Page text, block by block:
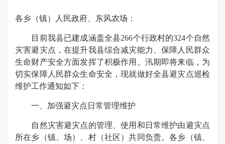
各乡（镇）人民政府、东风农场：
目前我县已建成涵盖全县266个行政村的324个自然
灾害避灾点，在提升我县综合减灾能力、保障人民群众
生命财产安全方面发挥了积极作用。汛期即将来临，为
切实保障人民群众生命安全，现就做好全县避灾点巡检
维护工作通知如下：
一、加强避灾点日常管理维护
自然灾害避灾点的管理、使用和日常维护由避灾点
所在乡（镇、场）、村（社区）共同负责。各乡（镇、